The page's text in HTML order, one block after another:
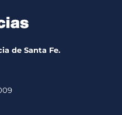
de Santa Fe.